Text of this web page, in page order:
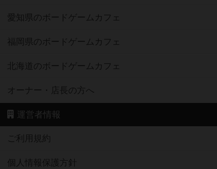
愛知県のボードゲームカフェ
福岡県のボードゲームカフェ
北海道のボードゲームカフェ
オーナー・店長の方へ
運営者情報
ご利用規約
個人情報保護方針